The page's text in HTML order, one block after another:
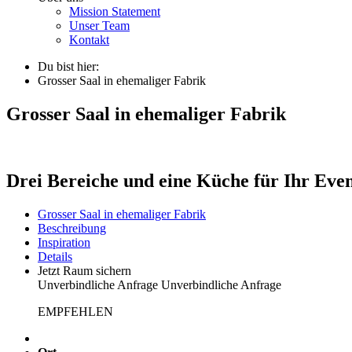
Mission Statement
Unser Team
Kontakt
Du bist hier:
Grosser Saal in ehemaliger Fabrik
Grosser Saal in ehemaliger Fabrik
Drei Bereiche und eine Küche für Ihr
Grosser Saal in ehemaliger Fabrik
Beschreibung
Inspiration
Details
Jetzt Raum sichern
Unverbindliche Anfrage Unverbindliche Anfrage
EMPFEHLEN